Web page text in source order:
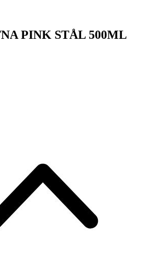
PINK STÅL 500ML